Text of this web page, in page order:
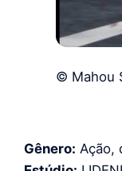
© Mahou
Gênero: Ação,